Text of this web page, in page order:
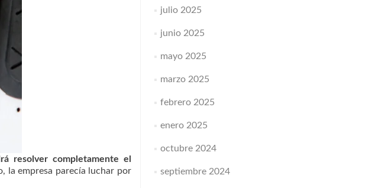
resolver completamente el
la empresa parecía luchar por
julio 2025
junio 2025
mayo 2025
marzo 2025
febrero 2025
enero 2025
octubre 2024
septiembre 2024